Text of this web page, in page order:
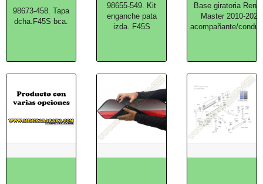
98673-458. Tapa
dcha.F45S bca.
98655-549. Kit
enganche pata
izda. F45S
Base giratoria
Master 2010-2024
acompañante/